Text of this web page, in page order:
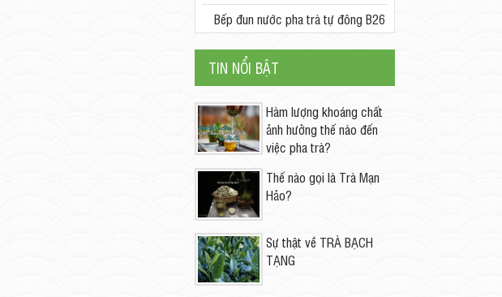
Bếp đun nước pha trà tự đông B26
TIN NỔI BẬT
Hàm lượng khoáng chất
ảnh hưởng thế nào đến
việc pha trà?
Thế nào gọi là Trà Mạn
Hảo?
Sự thật về TRÀ BẠCH
TẠNG